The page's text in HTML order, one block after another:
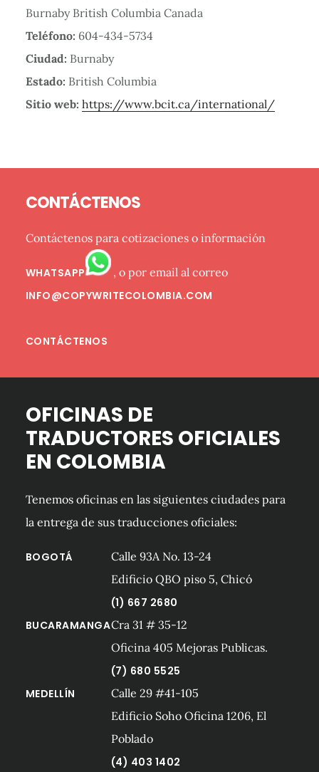
Burnaby British Columbia Canada
Teléfono: 604-434-5734
Ciudad: Burnaby
Estado: British Columbia
Sitio web: https://www.bcit.ca/international/
Barra
lateral
CONTÁCTENOS
Contáctenos para cotizaciones o información
WHATSAPP
, o por email al correo
INFO@COPYWRITECOLOMBIA.COM
CONTÁCTENOS
OFICINAS DE
TRADUCTORES OFICIALES
EN COLOMBIA
Tenemos oficinas en las siguientes ciudades para
la entrega de sus traducciones oficiales:
BOGOTÁ
Calle 93A No. 13-24
Edificio QBO piso 5, Chicó
(1) 667 2680
BUCARAMANGACra 31 # 35-12
Oficina 405 Mejoras Publicas.
(7) 680 5525
MEDELLÍN
Calle 29 #41-105
Edificio Soho Oficina 1206, El
Poblado
(4) 403 1402